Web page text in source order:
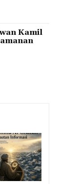
Kamil